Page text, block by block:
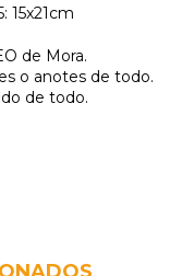
15x21cm
de Mora.
o anotes de todo.
de todo.